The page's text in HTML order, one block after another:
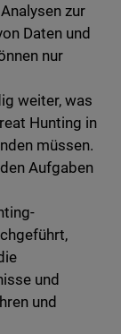
zur
Daten und
nur
weiter, was
Hunting in
müssen.
Aufgaben
und
und